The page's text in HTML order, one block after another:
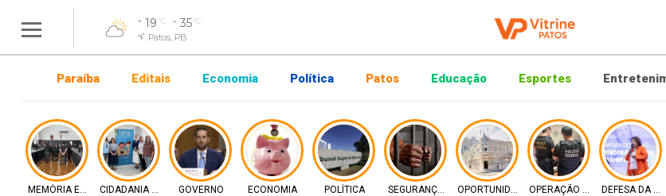
19°C 35°C
Patos, PB
Paraíba Editais Economia Política Patos Educação Esportes
MEMÓRIA E DIREITOCIDADANIA E INCLUSÃO
GOVERNO ECONOMIA POLÍTICA SEGURANÇA PUBLICAOPORTUNIDADE DIGITAL
OPERAÇÃO PF DEFESA DA